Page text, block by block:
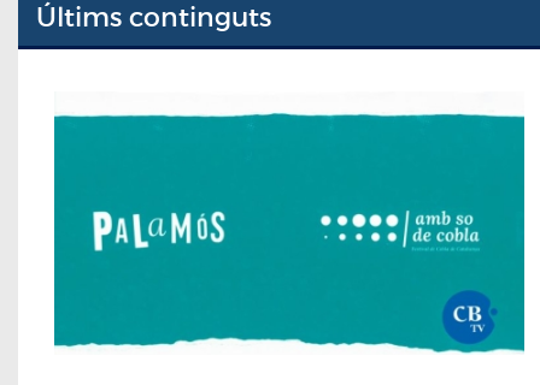
Últims continguts